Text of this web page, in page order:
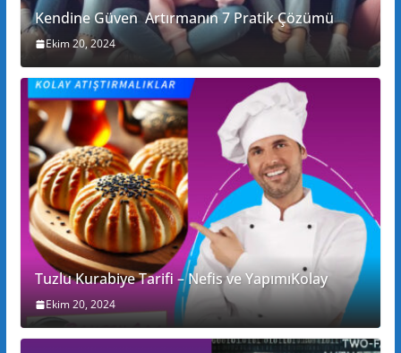
Kendine Güven Artırmanın 7 Pratik Çözümü
Ekim 20, 2024
Tuzlu Kurabiye Tarifi – Nefis ve YapımıKolay
Ekim 20, 2024